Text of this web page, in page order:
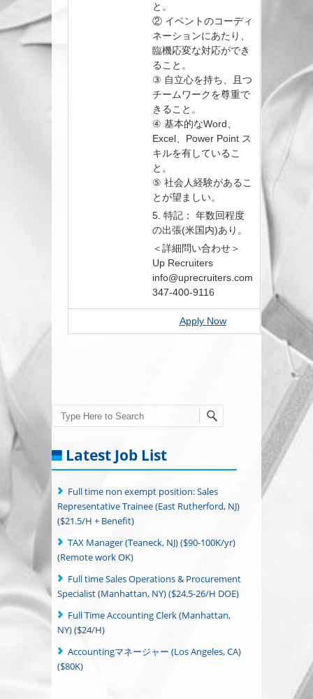
と。
② イベントのコーディ
ネーションにあたり、
臨機応変な対応ができ
ること。
③ 自立心を持ち、且つ
チームワークを尊重で
きること。
④ 基本的なWord、
Excel、Power Point ス
キルを有しているこ
と。
⑤ 社会人経験があるこ
とが望ましい。
5. 特記： 年数回程度
の出張(米国内)あり。
＜詳細問い合わせ＞
Up Recruiters
info@uprecruiters.com
347-400-9116
Apply Now
Search
Latest Job List
Full time non exempt position: Sales
Representative Trainee (East Rutherford, NJ)
($21.5/H + Benefit)
TAX Manager (Teaneck, NJ) ($90-100K/yr)
(Remote work OK)
Full time Sales Operations & Procurement
Specialist (Manhattan, NY) ($24.5-26/H DOE)
Full Time Accounting Clerk (Manhattan,
NY) ($24/H)
Accountingマネージャー (Los Angeles, CA)
($80K)